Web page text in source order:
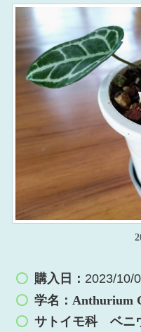
購入日： 2023/
学名：Anthurium
サトイモ科
ベニ